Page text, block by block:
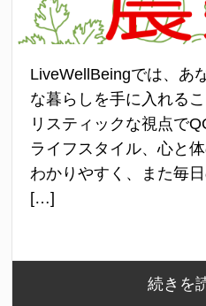
LiveWellBeingでは、あ
な暮らしを手に入れる
リスティックな視点で
ライフスタイル、心と
わかりやすく、また毎
[…]
続きを